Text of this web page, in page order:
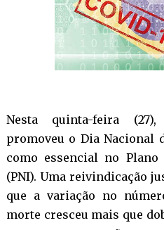
Nesta quinta-feira
promoveu o Dia Nacional
como essencial no Plano
(PNI). Uma reivindicação
que a variação no
morte cresceu mais que